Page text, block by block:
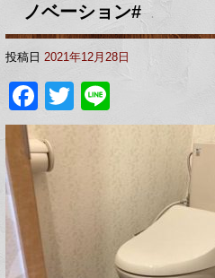
ノベーション#
投稿日 2021年12月28日
Facebook
Twitter